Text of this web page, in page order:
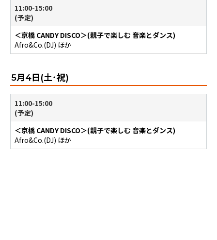
11:00-15:00
(予定)
＜京橋 CANDY DISCO＞(親子で楽しむ 音楽とダンス)
Afro&Co.(DJ) ほか
5月4日(土･祝)
11:00-15:00
(予定)
＜京橋 CANDY DISCO＞(親子で楽しむ 音楽とダンス)
Afro&Co.(DJ) ほか